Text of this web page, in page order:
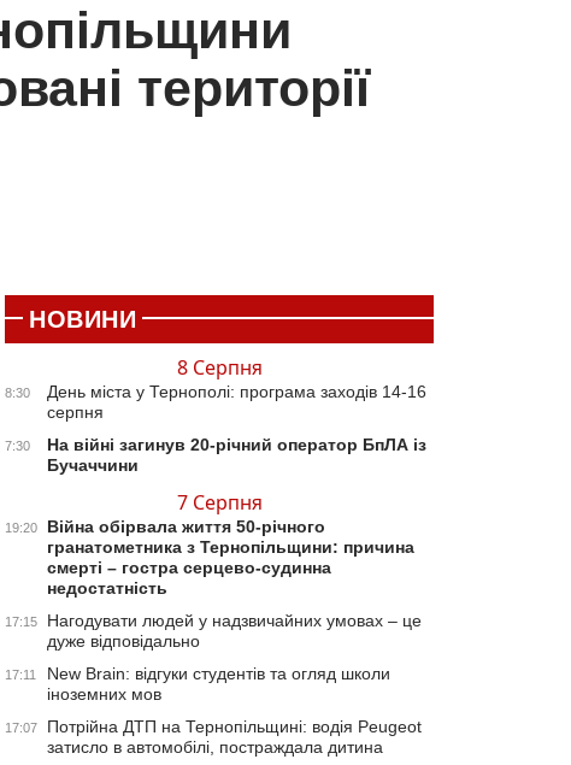
території
НОВИНИ
8 Серпня
8:30
День міста у Тернополі: програма заходів 14-16
серпня
7:30
На війні загинув 20-річний оператор БпЛА із
Бучаччини
7 Серпня
19:20
Війна обірвала життя 50-річного
гранатометника з Тернопільщини: причина
смерті – гостра серцево-судинна
недостатність
17:15
Нагодувати людей у надзвичайних умовах – це
дуже відповідально
17:11
New Brain: відгуки студентів та огляд школи
іноземних мов
17:07
Потрійна ДТП на Тернопільщині: водія Peugeot
затисло в автомобілі, постраждала дитина